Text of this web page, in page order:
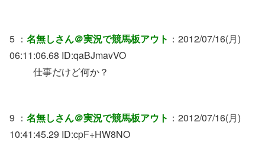
5 ： 名無しさん＠実況で競馬板アウト ：2012/07/16(月)
06:11:06.68 ID:qaBJmavVO
仕事だけど何か？
9 ： 名無しさん＠実況で競馬板アウト ：2012/07/16(月)
10:41:45.29 ID:cpF+HW8NO